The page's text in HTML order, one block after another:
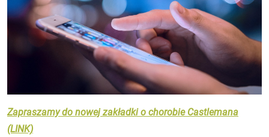
Zapraszamy do nowej zakładki o chorobie Castlemana
(LINK)